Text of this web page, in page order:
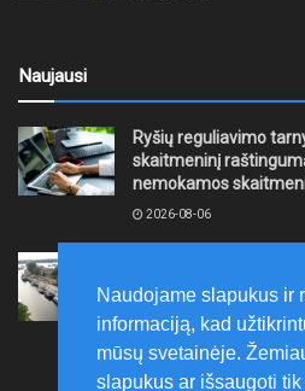
Naujausi
Ryšių reguliavimo
skaitmeninį
nemokamos
2026-08-06
Klaipėdoje juda į priekį
2026-08-06
Naudojame slapukus ir
informaciją, kad
mūsų svetainėje.
slapukus ar išsaugoti